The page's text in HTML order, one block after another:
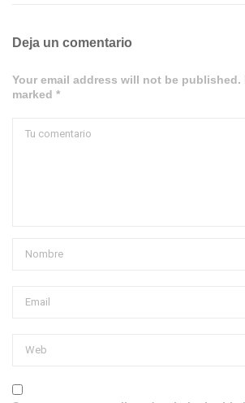
Deja un comentario
Your email address will not be published.
marked *